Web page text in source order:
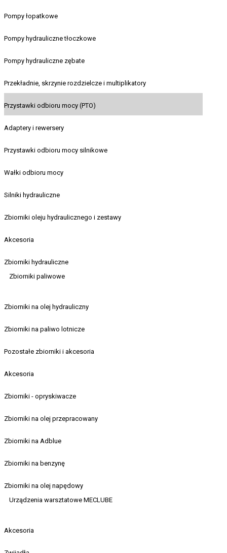
Pompy łopatkowe
Pompy hydrauliczne tłoczkowe
Pompy hydrauliczne zębate
Przekładnie, skrzynie rozdzielcze i multiplikatory
Przystawki odbioru mocy (PTO)
Adaptery i rewersery
Przystawki odbioru mocy silnikowe
Wałki odbioru mocy
Silniki hydrauliczne
Zbiorniki oleju hydraulicznego i zestawy
Akcesoria
Zbiorniki hydrauliczne
Zbiorniki paliwowe
Zbiorniki na olej hydrauliczny
Zbiorniki na paliwo lotnicze
Pozostałe zbiorniki i akcesoria
Akcesoria
Zbiorniki - opryskiwacze
Zbiorniki na olej przepracowany
Zbiorniki na Adblue
Zbiorniki na benzynę
Zbiorniki na olej napędowy
Urządzenia warsztatowe MECLUBE
Akcesoria